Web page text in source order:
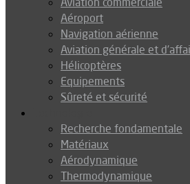
Aéroport
Navigation aérienne
Aviation générale et
Hélicoptères
Equipements
Sûreté et sécurité
Recherche fondamentale
Matériaux
Aérodynamique
Thermodynamique